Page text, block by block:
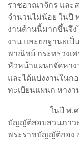
ราชอาณาจักร และ
จำนวนไม่น้อย ในปี
งานด้านนี้มากขึ้นจึ
งาน และยกฐานะเ
พาณิชย์ กระทรวงเ
หัวหน้าแผนกจัดหาง
และได้แบ่งงานในก
ทะเบียนแผนก หาง
ในปี พ.ศ.
บัญญัติสอบสวนภาวะ
พระราชบัญญัติกอง